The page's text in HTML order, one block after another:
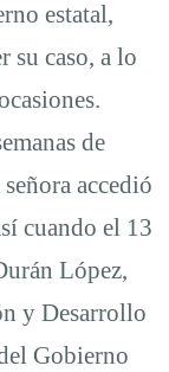
estatal,
su caso, a lo
de
accedió
cuando el 13
López,
y Desarrollo
Gobierno